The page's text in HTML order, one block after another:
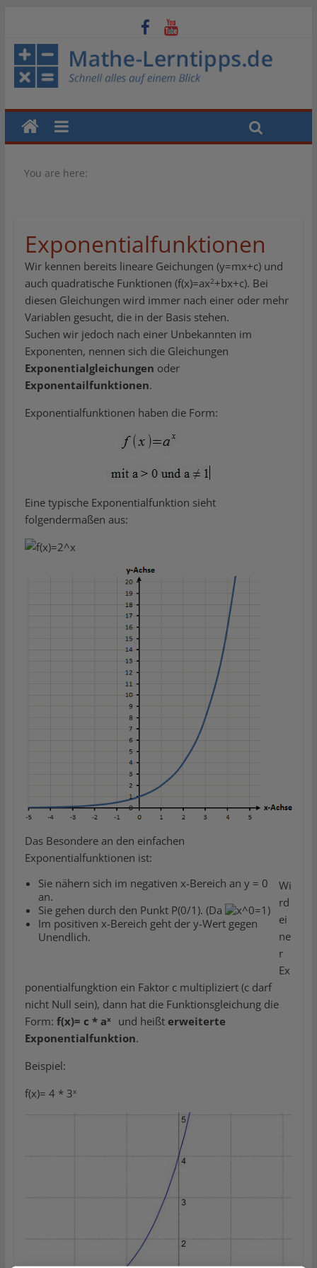
You are here:
Exponentialfunktionen
Wir kennen bereits lineare Geichungen (y=mx+c) und
auch quadratische Funktionen (f(x)=ax2+bx+c). Bei
diesen Gleichungen wird immer nach einer oder mehr
Variablen gesucht, die in der Basis stehen.
Suchen wir jedoch nach einer Unbekannten im
Exponenten, nennen sich die Gleichungen
Exponentialgleichungen oder
Exponentailfunktionen.
Exponentialfunktionen haben die Form:
Eine typische Exponentialfunktion sieht
folgendermaßen aus:
Das Besondere an den einfachen
Exponentialfunktionen ist:
Sie nähern sich im negativen x-Bereich an y = 0
an.
Sie gehen durch den Punkt P(0/1). (Da
)
Im positiven x-Bereich geht der y-Wert gegen
Unendlich.
Wi
rd
ei
ne
r
Ex
ponentialfungktion ein Faktor c multipliziert (c darf
nicht Null sein), dann hat die Funktionsgleichung die
Form: f(x)= c * ax und heißt erweiterte
Exponentialfunktion.
Beispiel:
f(x)= 4 * 3x